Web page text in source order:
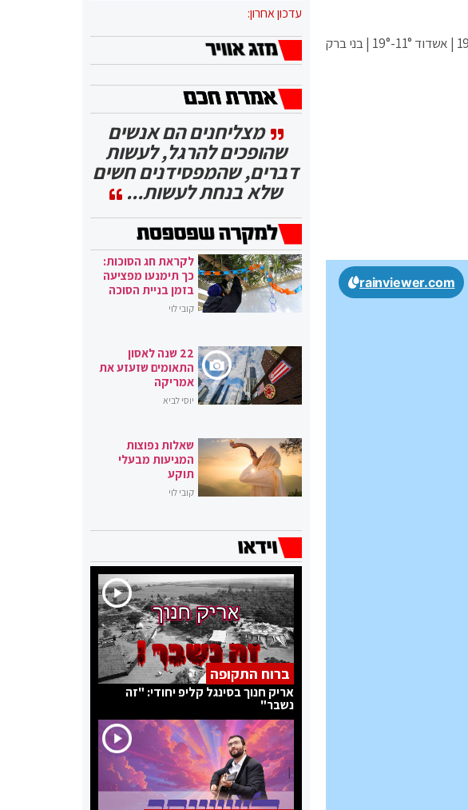
הטמפרטורות החזויות להיום בערים: ירושלים 10°-19° | תל אביב 11°-20° | בית שמש 11°-21° | חיפה 11°-19° | אשדוד 11°-19° | בני ברק
עדכון אחרון:
מצליחנים הם אנשים
שהופכים להרגל, לעשות
דברים, שהמפסידנים חשים
שלא בנחת לעשות...
לקראת חג הסוכות:
כך תימנעו מפציעה
בזמן בניית הסוכה
קובי לוי
22 שנה לאסון
התאומים שזעזע את
אמריקה
יוסי לביא
שאלות נפוצות
המגיעות מבעלי
תוקע
קובי לוי
ברוח התקופה
אריק חנוך בסינגל קליפ יחודי: "זה
נשבר"